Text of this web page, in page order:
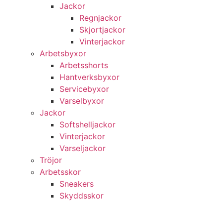
Jackor
Regnjackor
Skjortjackor
Vinterjackor
Arbetsbyxor
Arbetsshorts
Hantverksbyxor
Servicebyxor
Varselbyxor
Jackor
Softshelljackor
Vinterjackor
Varseljackor
Tröjor
Arbetsskor
Sneakers
Skyddsskor